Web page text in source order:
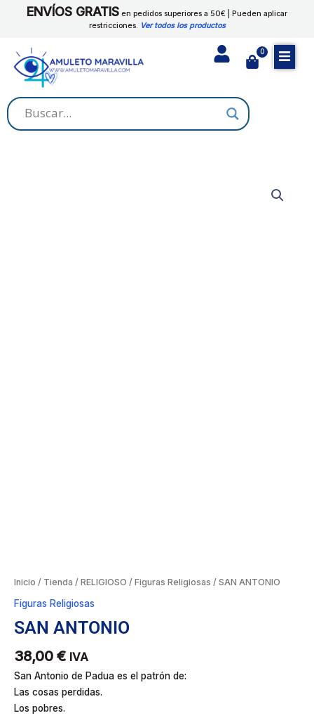
ENVÍOS GRATIS en pedidos superiores a 50€ | Pueden aplicar
restricciones. Ver todos los productos
0
Cart
Inicio / Tienda / RELIGIOSO / Figuras Religiosas / SAN ANTONIO
Figuras Religiosas
SAN ANTONIO
38,00 € IVA
San Antonio de Padua es el patrón de:
Las cosas perdidas.
Los pobres.